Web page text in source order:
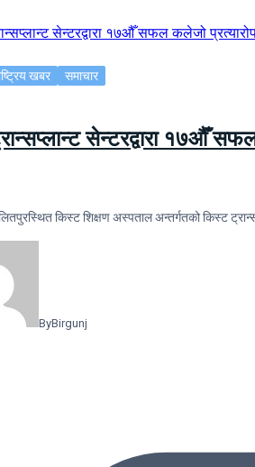
खबर समाचार
सेन्टरद्वारा १७औँ
किस्ट शिक्षण अस्पताल अन्तर्गतको किस्ट
ByBirgunj